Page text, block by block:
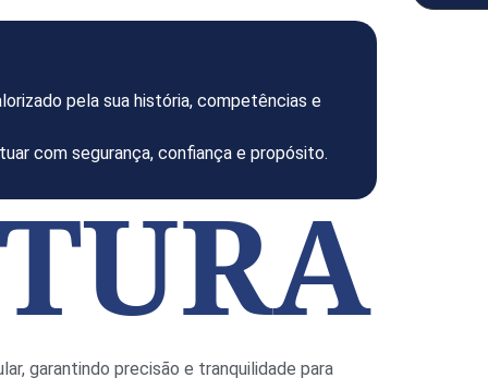
pela sua história, competências e
com segurança, confiança e propósito.
garantindo precisão e tranquilidade para